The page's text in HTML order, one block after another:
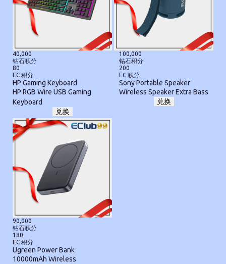
40,000
钻石积分
80
EC 积分
HP Gaming Keyboard
HP RGB Wire USB Gaming
Keyboard
兑换
100,000
钻石积分
200
EC 积分
Sony Portable Speaker
Wireless Speaker Extra Bass
兑换
90,000
钻石积分
180
EC 积分
Ugreen Power Bank
10000mAh Wireless